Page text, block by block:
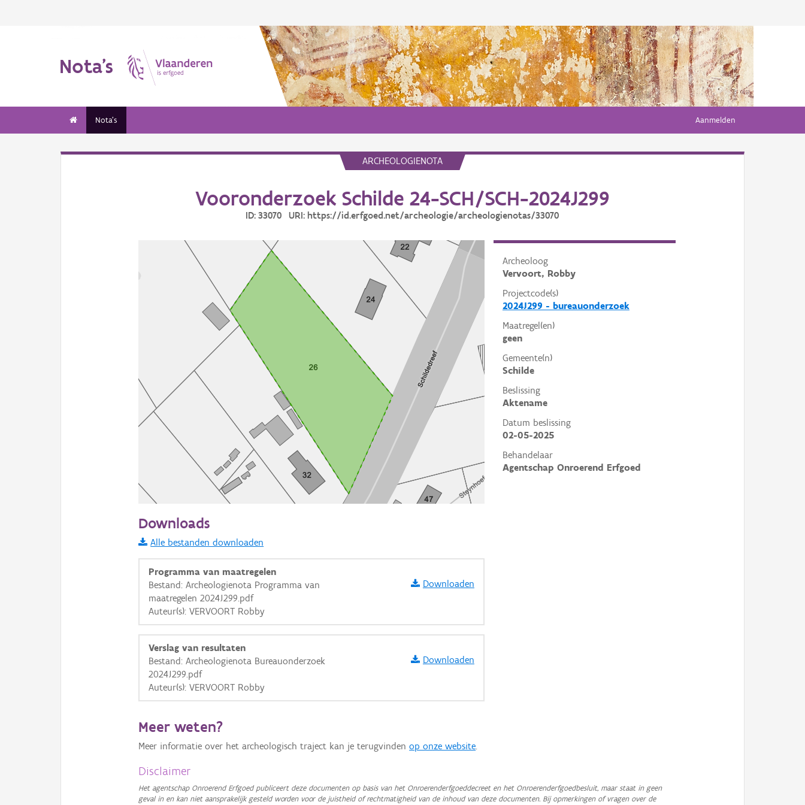
Nota's
Nota's Aanmelden
ARCHEOLOGIENOTA
Vooronderzoek Schilde 24-SCH/SCH-2024J299
ID: 33070 URI: https://id.erfgoed.net/archeologie/archeologienotas/33070
Archeoloog
Vervoort, Robby
Projectcode(s)
2024J299 - bureauonderzoek
Maatregel(en)
geen
Gemeente(n)
Schilde
Beslissing
Aktename
Datum beslissing
02-05-2025
Behandelaar
Agentschap Onroerend Erfgoed
Informatie Vlaanderen
i
+ −
Basis Lagen
Ortho
GRB-Basiskaart in grijswaarden
Downloads
Alle bestanden downloaden
Programma van maatregelen
Bestand: Archeologienota Programma van
maatregelen 2024J299.pdf
Auteur(s): VERVOORT Robby
Downloaden
Verslag van resultaten
Bestand: Archeologienota Bureauonderzoek
2024J299.pdf
Auteur(s): VERVOORT Robby
Downloaden
Meer weten?
Meer informatie over het archeologisch traject kan je terugvindenop onze website.
Disclaimer
Het agentschap Onroerend Erfgoed publiceert deze documenten op basis van het Onroerenderfgoeddecreet en het Onroerenderfgoedbesluit, maar staat in geen
geval in en kan niet aansprakelijk gesteld worden voor de juistheid of rechtmatigheid van de inhoud van deze documenten. Bij opmerkingen of vragen over de